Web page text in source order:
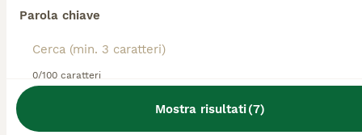
Parola chiave
0/100 caratteri
Mostra risultati(7)
1 animali disponibili
allevamento con affisso ENCI e regolarmente
registrato in anagrafe. Gestione famigliare, cani vivono
in casa con altri cani e bambini